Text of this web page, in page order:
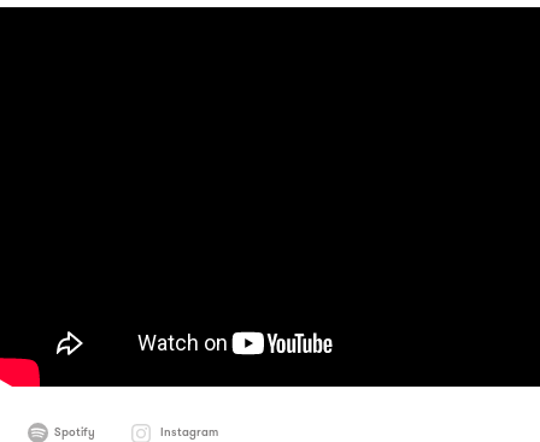
Spotify Instagram